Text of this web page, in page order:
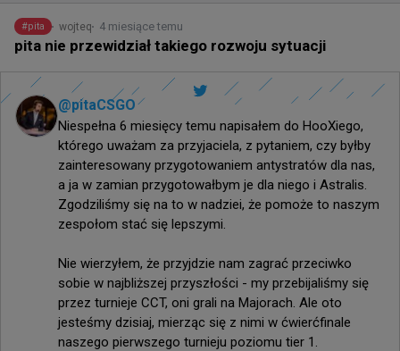
#pita wojteq 4 miesiące temu
pita nie przewidział takiego rozwoju sytuacji
@pitaCSGO
Niespełna 6 miesięcy temu napisałem do HooXiego,
którego uważam za przyjaciela, z pytaniem, czy byłby
zainteresowany przygotowaniem antystratów dla nas,
a ja w zamian przygotowałbym je dla niego i Astralis.
Zgodziliśmy się na to w nadziei, że pomoże to naszym
zespołom stać się lepszymi.
Nie wierzyłem, że przyjdzie nam zagrać przeciwko
sobie w najbliższej przyszłości - my przebijaliśmy się
przez turnieje CCT, oni grali na Majorach. Ale oto
jesteśmy dzisiaj, mierząc się z nimi w ćwierćfinale
naszego pierwszego turnieju poziomu tier 1.